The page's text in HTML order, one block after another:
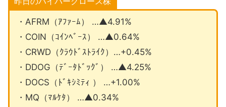
・AFRM（ｱﾌｧｰﾑ） …▲4.91%
・COIN（ｺｲﾝﾍﾞｰｽ） …▲0.64%
・CRWD（ｸﾗｳﾄﾞｽﾄﾗｲｸ）…+0.45%
・DDOG（ﾃﾞｰﾀﾄﾞｯｸﾞ） …▲4.25%
・DOCS（ﾄﾞｷｼﾐﾃｨ ） …+1.00%
・MQ（ﾏﾙｹﾀ） …▲0.34%